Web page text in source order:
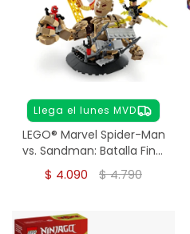
Llega el lunes MVD
LEGO® Marvel Spider-Man
vs. Sandman: Batalla Final
(76280)
$ 4.090 $4.790